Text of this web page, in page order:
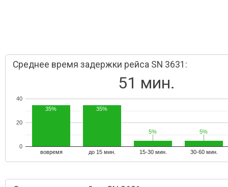
Среднее время задержки рейса SN 3631:
51 мин.
вовремя до 15 мин. 15-30 мин. 30-60 мин.
0
20
40
35%
35%
5%
5% 5%
5%